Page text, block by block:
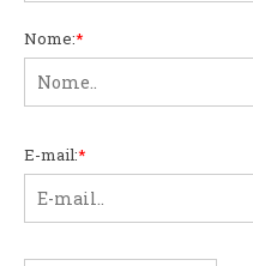
Nome:*
E-mail:*